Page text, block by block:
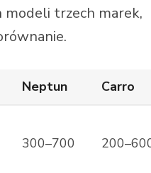
trzech marek,
Neptun Carro
300–700